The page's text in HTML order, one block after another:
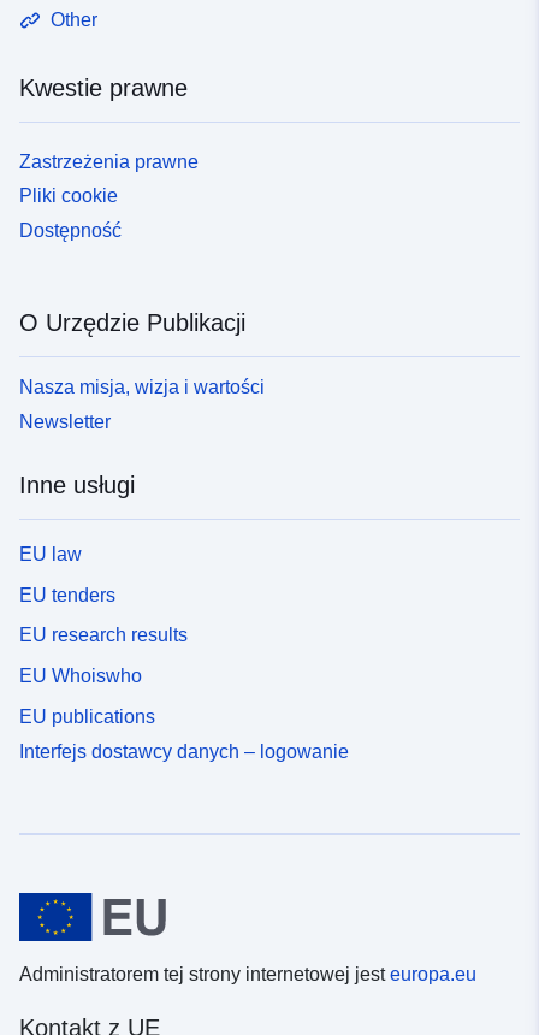
Other
Kwestie prawne
Zastrzeżenia prawne
Pliki cookie
Dostępność
O Urzędzie Publikacji
Nasza misja, wizja i wartości
Newsletter
Inne usługi
EU law
EU tenders
EU research results
EU Whoiswho
EU publications
Interfejs dostawcy danych – logowanie
Administratorem tej strony internetowej jesteuropa.eu
Kontakt z UE